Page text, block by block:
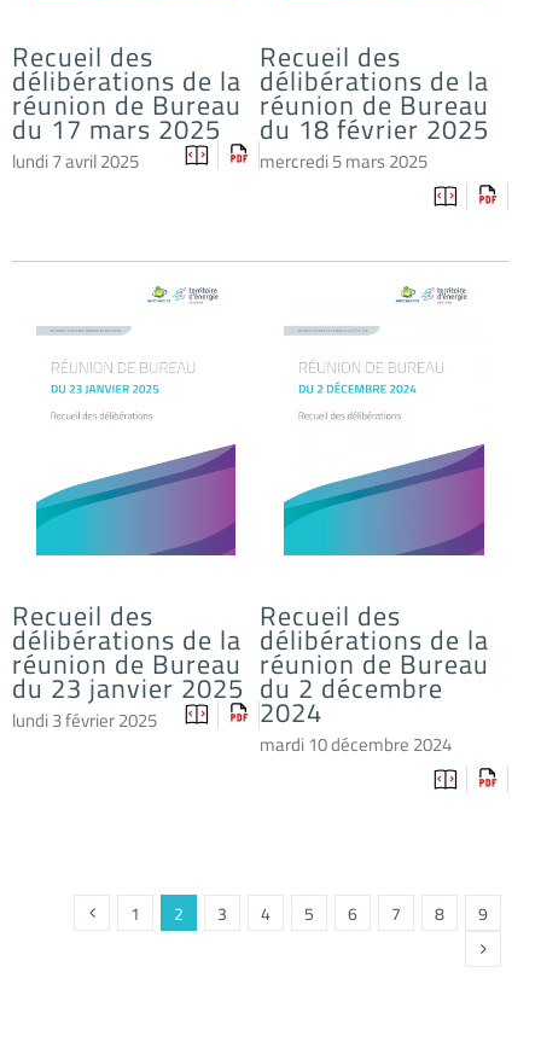
Recueil des
délibérations de la
réunion de Bureau
du 17 mars 2025
lundi 7 avril 2025
Recueil des
délibérations de la
réunion de Bureau
du 18 février 2025
mercredi 5 mars 2025
Recueil des
délibérations de la
réunion de Bureau
du 23 janvier 2025
lundi 3 février 2025
Recueil des
délibérations de la
réunion de Bureau
du 2 décembre
2024
mardi 10 décembre 2024
1 2 3 4 5 6 7 8 9